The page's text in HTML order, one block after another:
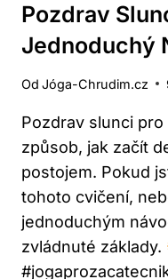
Pozdrav
Jednoduchý
Od Jóga-Chrudim.cz
Pozdrav slunci
způsob, jak začít
postojem. Pokud
tohoto cvičení,
jednoduchým
zvládnuté základy.